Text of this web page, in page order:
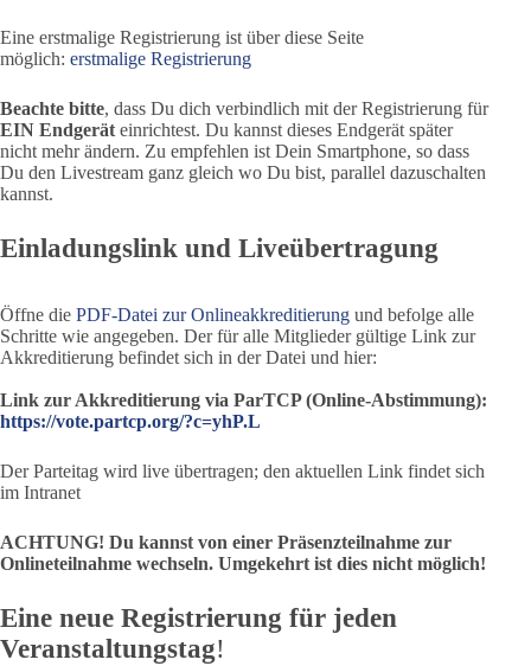
Eine erstmalige Registrierung ist über diese Seite
möglich: erstmalige Registrierung
Beachte bitte, dass Du dich verbindlich mit der Registrierung für
EIN Endgerät einrichtest. Du kannst dieses Endgerät später
nicht mehr ändern. Zu empfehlen ist Dein Smartphone, so dass
Du den Livestream ganz gleich wo Du bist, parallel dazuschalten
kannst.
Einladungslink und Liveübertragung
Öffne die PDF-Datei zur Onlineakkreditierung und befolge alle
Schritte wie angegeben. Der für alle Mitglieder gültige Link zur
Akkreditierung befindet sich in der Datei und hier:
Link zur Akkreditierung via ParTCP (Online-Abstimmung):
https://vote.partcp.org/?c=yhP.L
Der Parteitag wird live übertragen; den aktuellen Link findet sich
im Intranet
ACHTUNG! Du kannst von einer Präsenzteilnahme zur
Onlineteilnahme wechseln. Umgekehrt ist dies nicht möglich!
Eine neue Registrierung für jeden
Veranstaltungstag!